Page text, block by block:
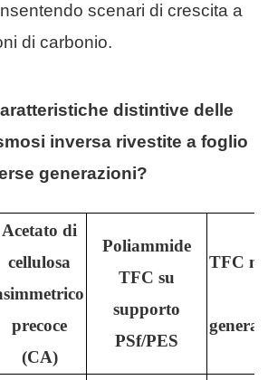
scenari di crescita a
di carbonio.
distintive delle
inversa rivestite a foglio
generazioni?
Acetato di
cellulosa
precoce
(CA)
Poliammide
TFC su
supporto
PSf/PES
TFC